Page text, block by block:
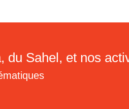
du Sahel, et nos